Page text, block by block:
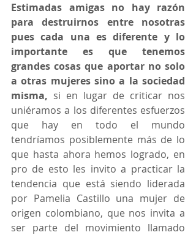
Estimadas amigas no hay razón
para destruirnos entre nosotras
pues cada una es diferente y lo
importante es que tenemos
grandes cosas que aportar no solo
a otras mujeres sino a la sociedad
misma, si en lugar de criticar nos
uniéramos a los diferentes esfuerzos
que hay en todo el mundo
tendríamos posiblemente más de lo
que hasta ahora hemos logrado, en
pro de esto les invito a practicar la
tendencia que está siendo liderada
por Pamelia Castillo una mujer de
origen colombiano, que nos invita a